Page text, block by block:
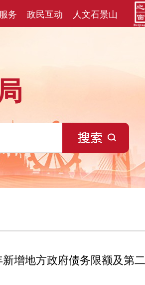
务 政民互动 人文石景山
增地方政府债务限额及第